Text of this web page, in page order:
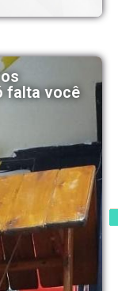
falta você